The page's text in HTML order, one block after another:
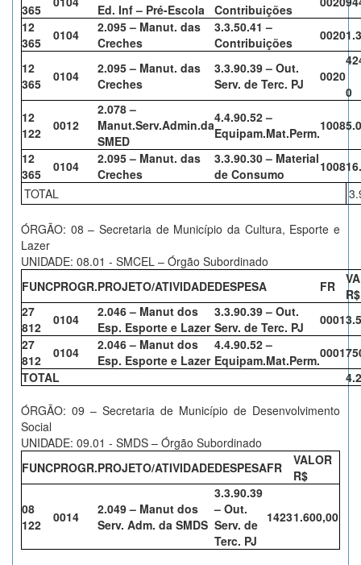
365
Ed. Inf – Pré-Escola Contribuições
12
365
0104
2.095 – Manut. das
Creches
3.3.50.41 –
Contribuições
0020
12
365
0104
2.095 – Manut. das
Creches
3.3.90.39 – Out.
Serv. de Terc. PJ
0020
0
12
122
0012
2.078 –
Manut.Serv.Admin.da
SMED
4.4.90.52 –
Equipam.Mat.Perm.1008
12
365
0104
2.095 – Manut. das
Creches
3.3.90.30 – Material
de Consumo
1008
TOTAL
ÓRGÃO: 08 – Secretaria de Município da Cultura, Esporte e
Lazer
UNIDADE: 08.01 - SMCEL – Órgão Subordinado
FUNCPROGR.PROJETO/ATIVIDADEDESPESA FR
R$
27
812
0104
2.046 – Manut dos
Esp. Esporte e Lazer
3.3.90.39 – Out.
Serv. de Terc. PJ
0001
27
812
0104
2.046 – Manut dos
Esp. Esporte e Lazer
4.4.90.52 –
Equipam.Mat.Perm.0001
TOTAL
ÓRGÃO: 09 – Secretaria de Município de Desenvolvimento
Social
UNIDADE: 09.01 - SMDS – Órgão Subordinado
FUNCPROGR.PROJETO/ATIVIDADEDESPESAFR
VALOR
R$
08
122
0014
2.049 – Manut dos
Serv. Adm. da SMDS
3.3.90.39
– Out.
Serv. de
Terc. PJ
14231.600,00